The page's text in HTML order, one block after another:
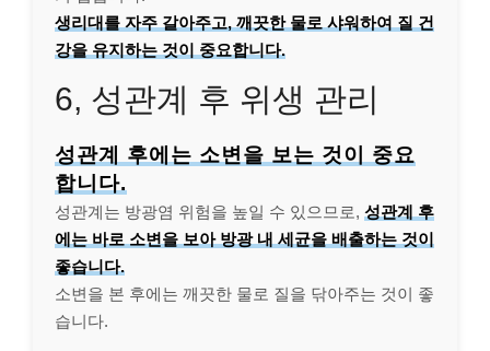
생리대를 자주 갈아주고, 깨끗한 물로 샤워하여 질 건
강을 유지하는 것이 중요합니다.
6, 성관계 후 위생 관리
성관계 후에는 소변을 보는 것이 중요
합니다.
성관계는 방광염 위험을 높일 수 있으므로, 성관계 후
에는 바로 소변을 보아 방광 내 세균을 배출하는 것이
좋습니다.
소변을 본 후에는 깨끗한 물로 질을 닦아주는 것이 좋
습니다.